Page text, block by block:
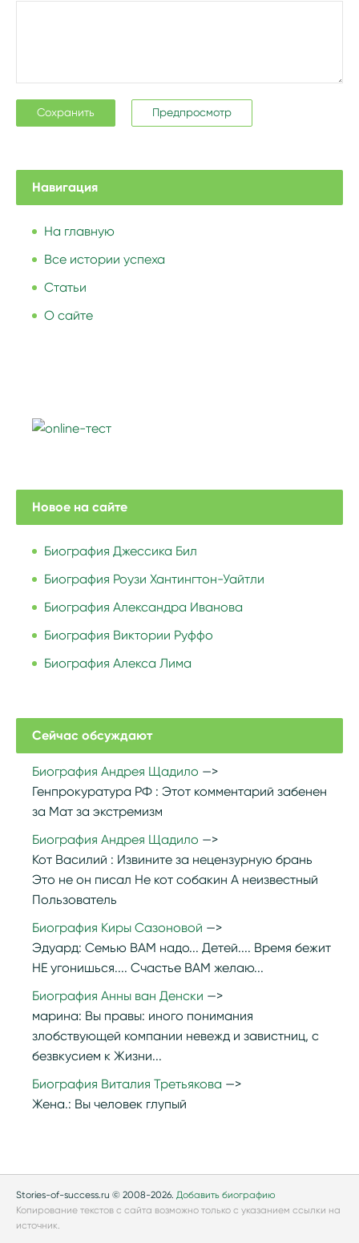
Навигация
На главную
Все истории успеха
Статьи
О сайте
Новое на сайте
Биография Джессика Бил
Биография Роузи Хантингтон-Уайтли
Биография Александра Иванова
Биография Виктории Руффо
Биография Алекса Лима
Сейчас обсуждают
Биография Андрея Щадило
Генпрокуратура РФ : Этот комментарий забенен
за Мат за экстремизм
Биография Андрея Щадило
Кот Василий : Извините за нецензурную брань
Это не он писал Не кот собакин А неизвестный
Пользователь
Биография Киры Сазоновой
Эдуард: Семью ВАМ надо... Детей.... Время бежит
НЕ угонишься.... Счастье ВАМ желаю...
Биография Анны ван Денски
марина: Вы правы: иного понимания
злобствующей компании невежд и завистниц, с
безвкусием к Жизни...
Биография Виталия Третьякова
Жена.: Вы человек глупый
Stories-of-success.ru © 2008-2026. Добавить биографию
Копирование текстов с сайта возможно только с указанием ссылки на
источник.